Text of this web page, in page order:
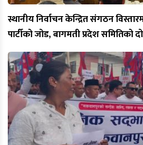
स्थानीय निर्वाचन केन्द्रित संगठन
पार्टीको जोड, बागमती प्रदेश समितिको